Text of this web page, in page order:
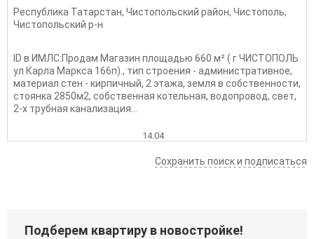
Республика Татарстан, Чистопольский район, Чистополь,
Чистопольский р-н
ID в ИМЛС:Продам Магазин площадью 660 м² ( г ЧИСТОПОЛЬ
ул Карла Маркса 166п)., тип строения - административное,
материал стен - кирпичный, 2 этажа, земля в собственности,
стоянка 2850м2, собственная котельная, водопровод, свет,
2-х трубная канализация...
14.04
Сохранить поиск и подписаться
Подберем квартиру в новостройке!